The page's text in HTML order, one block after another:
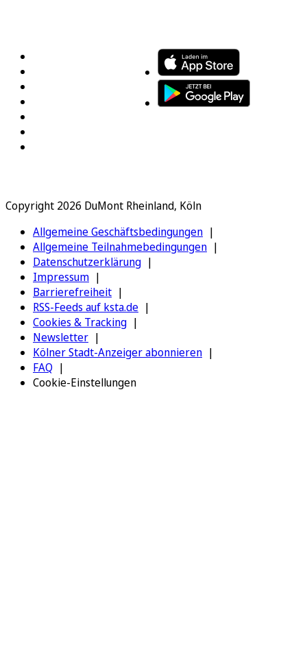
Copyright 2026 DuMont Rheinland, Köln
Allgemeine Geschäftsbedingungen
Allgemeine Teilnahmebedingungen
Datenschutzerklärung
Impressum
Barrierefreiheit
RSS-Feeds auf ksta.de
Cookies & Tracking
Newsletter
Kölner Stadt-Anzeiger abonnieren
FAQ
Cookie-Einstellungen